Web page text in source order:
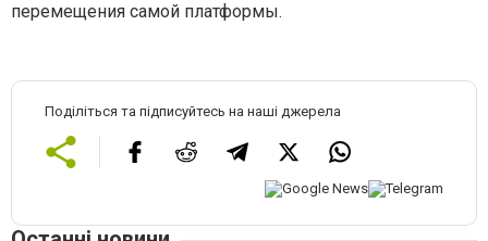
перемещения самой платформы.
Поділіться та підписуйтесь на наші джерела